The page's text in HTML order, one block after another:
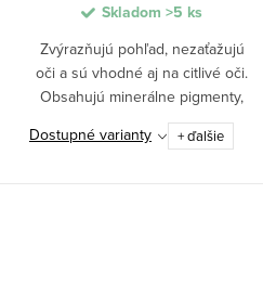
Skladom >5 ks
Zvýrazňujú pohľad, nezaťažujú
oči a sú vhodné aj na citlivé oči.
Obsahujú minerálne pigmenty,
ktoré zabezpečujú prirodzený
vzhľad a dobrú priľnavosť. Možno
Dostupné varianty + ďalšie